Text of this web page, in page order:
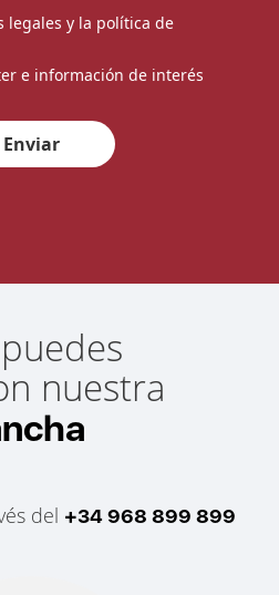
legales y la política de
e información de interés
Enviar
nuestra
del +34 968 899 899